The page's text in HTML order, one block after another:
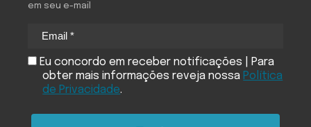
em seu e-mail
Eu concordo em receber notificações | Para
obter mais informações reveja nossa Política
de Privacidade.